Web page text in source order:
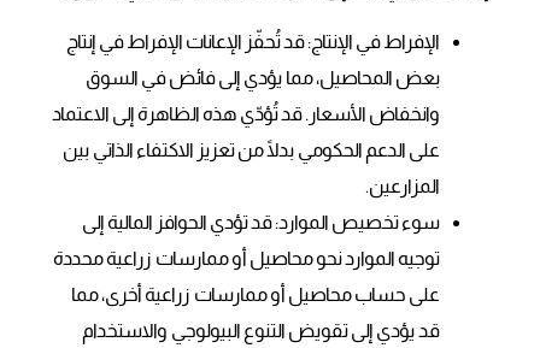
الإفراط في الإنتاج: قد تُحفّز الإعانات الإفراط في إنتاج
بعض المحاصيل، مما يؤدي إلى فائض في السوق
وانخفاض الأسعار. قد تُؤدّي هذه الظاهرة إلى الاعتماد
على الدعم الحكومي بدلًا من تعزيز الاكتفاء الذاتي بين
المزارعين.
سوء تخصيص الموارد: قد تؤدي الحوافز المالية إلى
توجيه الموارد نحو محاصيل أو ممارسات زراعية محددة
على حساب محاصيل أو ممارسات زراعية أخرى، مما
قد يؤدي إلى تقويض التنوع البيولوجي والاستخدام